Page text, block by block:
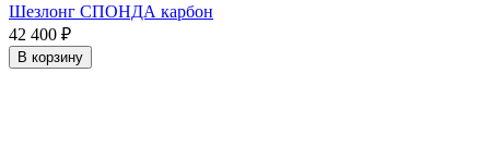
Шезлонг СПОНДА карбон
42 400 ₽
В корзину